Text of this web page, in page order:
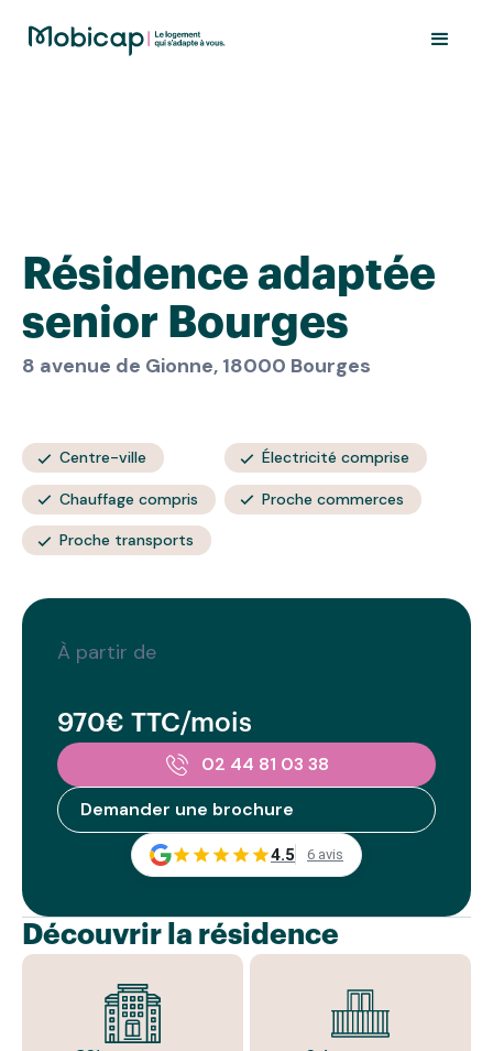
Résidence adaptée
senior Bourges
8 avenue de Gionne, 18000 Bourges
Centre-ville Électricité comprise
Chauffage compris Proche commerces
Proche transports
À partir de
970€ TTC/mois
02 44 81 03 38
Demander une brochure
4.5 6 avis
Découvrir la résidence